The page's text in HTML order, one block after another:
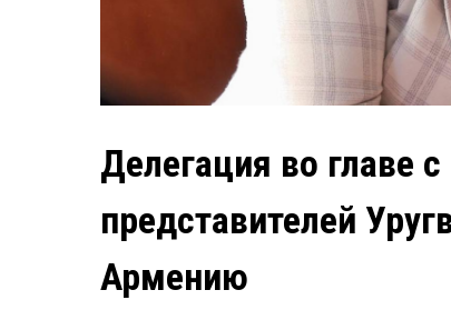
Делегация во главе
представителей
Армению